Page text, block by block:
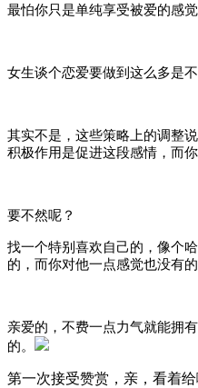
最怕你只是单纯享受被爱的感
女生谈个恋爱要做到这么多是
其实不是，这些策略上的调整
积极作用是促进这段感情，而
要不然呢？
找一个特别喜欢自己的，像个
的，而你对他一点感觉也没有
亲爱的，不费一点力气就能拥
的。
第一次接受赞赏，亲，看着